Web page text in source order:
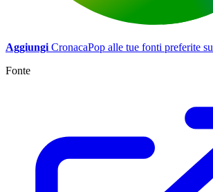
Aggiungi CronacaPop alle tue fonti preferite su
Fonte